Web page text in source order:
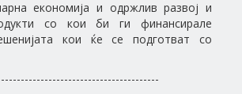
економија и одржлив развој и
со кои би ги финансирале
кои ќе се подготват со